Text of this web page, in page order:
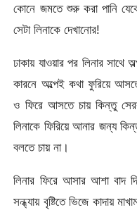
কোনে জমতে শুরু করা পানি
সেটা লিনাকে দেখানোর!
ঢাকায় যাওয়ার পর লিনার
কারনে অল্পেই কথা ফুরিয়ে
ও ফিরে আসতে চায় কিন্তু
লিনাকে ফিরিয়ে আনার জন্য
বলতে চায় না।
লিনার ফিরে আসার আশা বাদ
সন্ধ্যায় বৃষ্টিতে ভিজে কাদায়